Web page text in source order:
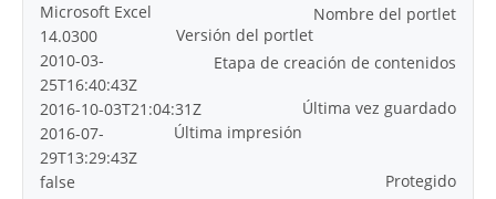
Nombre del portlet
Microsoft Excel
Versión del portlet
14.0300
Etapa de creación de contenidos
2010-03-
25T16:40:43Z
Última vez guardado
2016-10-03T21:04:31Z
Última impresión
2016-07-
29T13:29:43Z
Protegido
false